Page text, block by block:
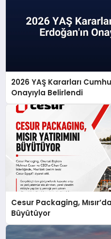
2026 YAŞ Kararları
Onayıyla Belirlendi
Cesur Packaging,
Büyütüyor